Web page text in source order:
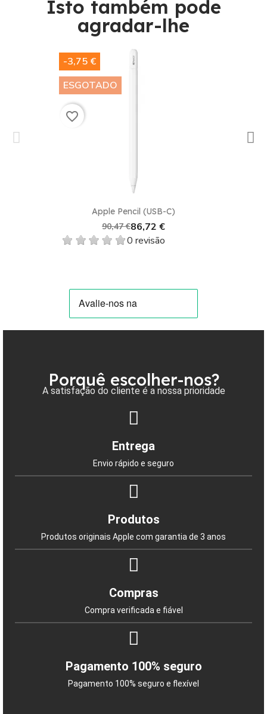
Isto também pode
agradar-lhe​
Apple Pencil (USB-C)
90,47 €86,72 €
0 revisão
-3,75 €
ESGOTADO
favorite_border
Porquê escolher-nos?
A satisfação do cliente é a nossa prioridade
Entrega
Envio rápido e seguro
Produtos
Produtos originais Apple com garantia de 3 anos
Compras
Compra verificada e fiável
Pagamento 100% seguro
Pagamento 100% seguro e flexível